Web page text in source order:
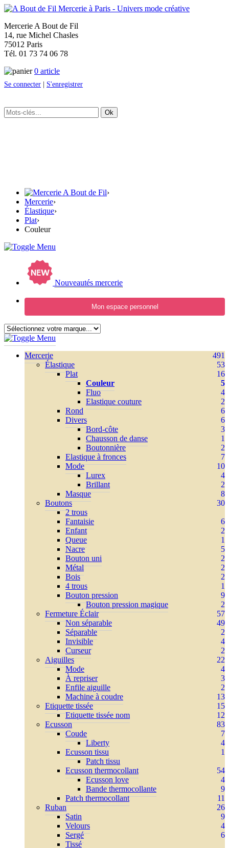
Mercerie A Bout de Fil
14, rue Michel Chasles
75012 Paris
Tél. 01 73 74 06 78
0 article
Se connecter | S'enregistrer
Ok
›
Mercerie›
Élastique›
Plat›
Couleur
Nouveautés mercerie
Mon espace personnel
Mercerie
491
Élastique
53
Plat
16
Couleur
5
Fluo
4
Elastique couture
2
Rond
6
Divers
6
Bord-côte
3
Chausson de danse
1
Boutonnière
2
Elastique à fronces
7
Mode
10
Lurex
4
Brillant
2
Masque
8
Boutons
30
2 trous
Fantaisie
6
Enfant
2
Queue
1
Nacre
5
Bouton uni
2
Métal
2
Bois
2
4 trous
1
Bouton pression
9
Bouton pression magique
2
Fermeture Éclair
57
Non séparable
49
Séparable
2
Invisible
4
Curseur
2
Aiguilles
22
Mode
4
À repriser
3
Enfile aiguille
2
Machine à coudre
13
Etiquette tissée
15
Etiquette tissée nom
12
Ecusson
83
Coude
7
Liberty
4
Ecusson tissu
1
Patch tissu
Ecusson thermocollant
54
Ecusson love
4
Bande thermocollante
9
Patch thermocollant
11
Ruban
26
Satin
9
Velours
4
Sergé
6
Tissé